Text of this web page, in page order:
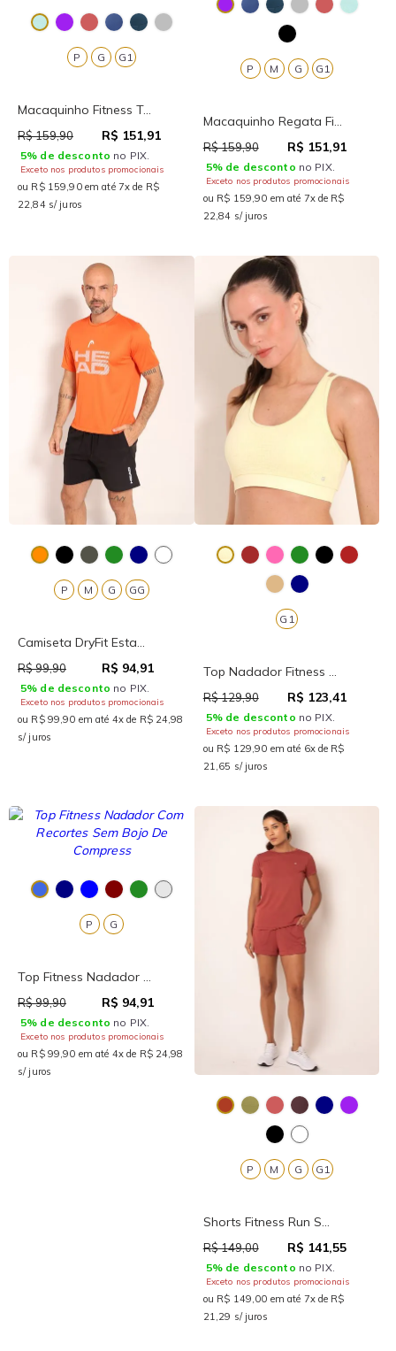
G1
P G
Macaquinho Fitness T...
R$ 159,90 R$ 151,91
5% de desconto no PIX.
Exceto nos produtos promocionais
ou R$ 159,90 em até 7x de R$
22,84 s/ juros
P M G G1
Macaquinho Regata Fi...
R$ 159,90 R$ 151,91
5% de desconto no PIX.
Exceto nos produtos promocionais
ou R$ 159,90 em até 7x de R$
22,84 s/ juros
M GG
G
P
Camiseta DryFit Esta...
R$ 99,90 R$ 94,91
5% de desconto no PIX.
Exceto nos produtos promocionais
ou R$ 99,90 em até 4x de R$ 24,98
s/ juros
G1
Top Nadador Fitness ...
R$ 129,90 R$ 123,41
5% de desconto no PIX.
Exceto nos produtos promocionais
ou R$ 129,90 em até 6x de R$
21,65 s/ juros
G
P
Top Fitness Nadador ...
R$ 99,90 R$ 94,91
5% de desconto no PIX.
Exceto nos produtos promocionais
ou R$ 99,90 em até 4x de R$ 24,98
s/ juros
G G1
M
P
Shorts Fitness Run S...
R$ 149,00 R$ 141,55
5% de desconto no PIX.
Exceto nos produtos promocionais
ou R$ 149,00 em até 7x de R$
21,29 s/ juros